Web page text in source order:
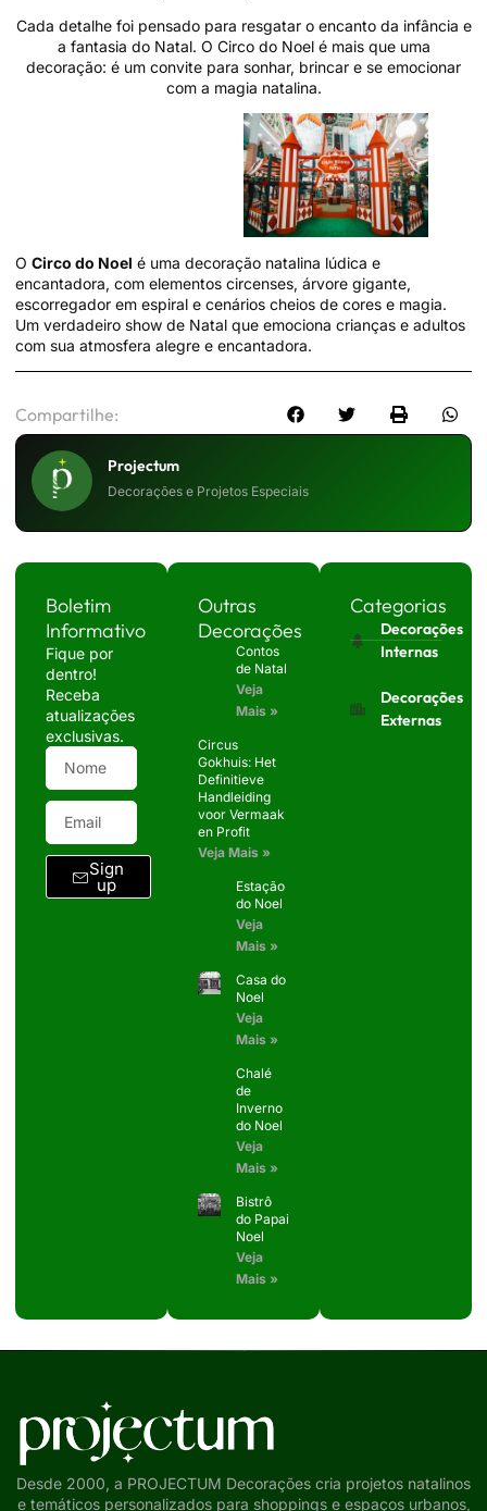
Cada detalhe foi pensado para resgatar o encanto da infância e
a fantasia do Natal. O Circo do Noel é mais que uma
decoração: é um convite para sonhar, brincar e se emocionar
com a magia natalina.
O Circo do Noel é uma decoração natalina lúdica e
encantadora, com elementos circenses, árvore gigante,
escorregador em espiral e cenários cheios de cores e magia.
Um verdadeiro show de Natal que emociona crianças e adultos
com sua atmosfera alegre e encantadora.
Compartilhe:
Projectum
Decorações e Projetos Especiais
Boletim
Informativo
Fique por
dentro!
Receba
atualizações
exclusivas.
Sign
up
Outras
Decorações
Contos
de Natal
Veja
Mais »
Circus
Gokhuis: Het
Definitieve
Handleiding
voor Vermaak
en Profit
Veja Mais »
Estação
do Noel
Veja
Mais »
Casa do
Noel
Veja
Mais »
Chalé
de
Inverno
do Noel
Veja
Mais »
Bistrô
do Papai
Noel
Veja
Mais »
Categorias
Decorações
Internas
Decorações
Externas
Desde 2000, a PROJECTUM Decorações cria projetos natalinos
e temáticos personalizados para shoppings e espaços urbanos,